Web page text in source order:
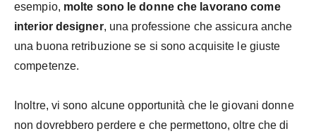
esempio, molte sono le donne che lavorano come
interior designer, una professione che assicura anche
una buona retribuzione se si sono acquisite le giuste
competenze.
Inoltre, vi sono alcune opportunità che le giovani donne
non dovrebbero perdere e che permettono, oltre che di